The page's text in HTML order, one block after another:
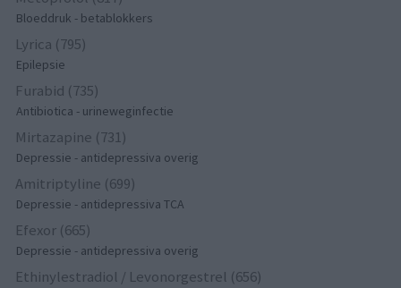
Bloeddruk - betablokkers
Lyrica (795)
Epilepsie
Furabid (735)
Antibiotica - urineweginfectie
Mirtazapine (731)
Depressie - antidepressiva overig
Amitriptyline (699)
Depressie - antidepressiva TCA
Efexor (665)
Depressie - antidepressiva overig
Ethinylestradiol / Levonorgestrel (656)